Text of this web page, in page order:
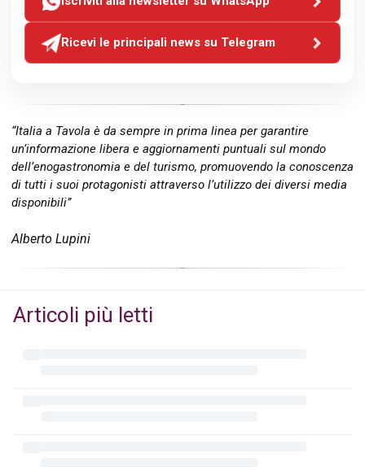
Ricevi le principali news su Telegram
“Italia a Tavola è da sempre in prima linea per garantire
un’informazione libera e aggiornamenti puntuali sul mondo
dell’enogastronomia e del turismo, promuovendo la conoscenza
di tutti i suoi protagonisti attraverso l’utilizzo dei diversi media
disponibili”
Alberto Lupini
Articoli più letti